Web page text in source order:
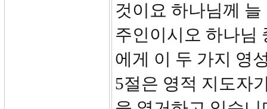
것이요 하나님께
주인이시오 하나님
에게 이 두 가지 영
5절은 영적 지도자